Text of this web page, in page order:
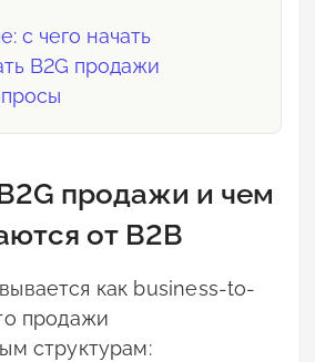
с чего начать
B2G продажи
продажи и чем
от B2B
как business-to-
продажи
структурам: